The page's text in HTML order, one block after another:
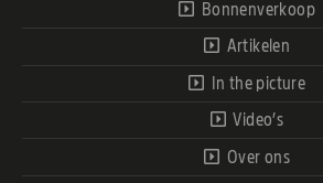
Bonnenverkoop
Artikelen
In the picture
Video’s
Over ons